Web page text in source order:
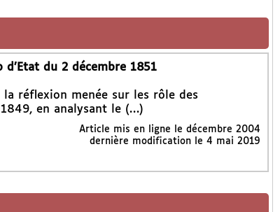
du 2 décembre 1851
réflexion menée sur les rôle des
en analysant le (…)
Article mis en ligne le décembre 2004
dernière modification le 4 mai 2019